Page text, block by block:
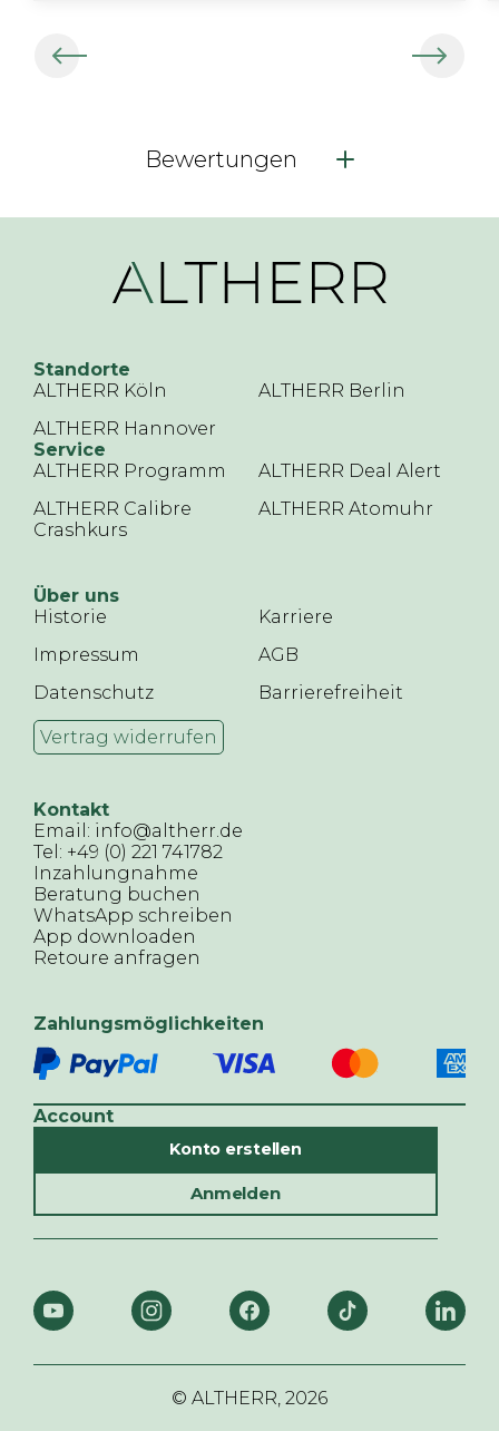
Bewertungen
Standorte
ALTHERR Köln
ALTHERR Berlin
ALTHERR Hannover
Service
ALTHERR Programm
ALTHERR Deal Alert
ALTHERR Calibre
Crashkurs
ALTHERR Atomuhr
Über uns
Historie
Karriere
Impressum
AGB
Datenschutz
Barrierefreiheit
Vertrag widerrufen
Kontakt
Email: info@altherr.de
Tel: +49 (0) 221 741782
Inzahlungnahme
Beratung buchen
WhatsApp schreiben
App downloaden
Retoure anfragen
Zahlungsmöglichkeiten
Account
Konto erstellen
Anmelden
© ALTHERR, 2026